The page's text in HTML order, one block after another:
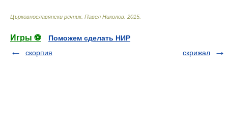
Църковнославянски речник. Павел Николов 2015
Игры ⚽
Поможем сделать НИР
скорпия
скрижал